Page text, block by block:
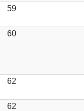
59
60
62
62